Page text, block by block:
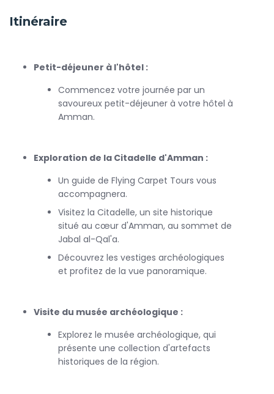
la Citadelle d'Amman, un site historique emblématique
imprenable sur Amman.
Poursuivez votre circuit Amman par une visite au musée
jordanienne. Ce musée est un véritable trésor pour les
Après cette immersion dans le passé, flânez dans le Souk,
le marché traditionnel d'Amman. Imprégnez-vous de
l'ambiance locale, goûtez aux spécialités culinaires et
découvrez l'artisanat jordanien.
romain, datant du IIe siècle, qui est l'un des sites les plus
impressionnants de la ville.
Itinéraire
Petit-déjeuner à l'hôtel :
Commencez votre journée par un
savoureux petit-déjeuner à votre hôtel à
Amman.
Exploration de la Citadelle d'Amman :
Un guide de Flying Carpet Tours vous
accompagnera.
Visitez la Citadelle, un site historique
situé au cœur d'Amman, au sommet de
Jabal al-Qal'a.
Découvrez les vestiges archéologiques
et profitez de la vue panoramique.
Visite du musée archéologique :
Explorez le musée archéologique, qui
présente une collection d'artefacts
historiques de la région.